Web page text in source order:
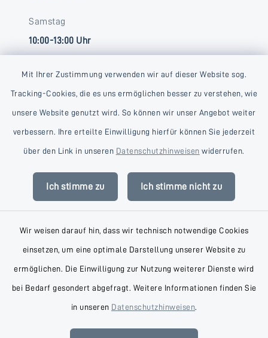
Mit Ihrer Zustimmung verwenden wir auf dieser Website sog.
Tracking-Cookies, die es uns ermöglichen besser zu verstehen, wie
unsere Website genutzt wird. So können wir unser Angebot weiter
verbessern. Ihre erteilte Einwilligung hierfür können Sie jederzeit
über den Link in unseren Datenschutzhinweisen widerrufen.
Ich stimme zu Ich stimme nicht zu
Wir weisen darauf hin, dass wir technisch notwendige Cookies
einsetzen, um eine optimale Darstellung unserer Website zu
ermöglichen. Die Einwilligung zur Nutzung weiterer Dienste wird
bei Bedarf gesondert abgefragt. Weitere Informationen finden Sie
in unseren Datenschutzhinweisen.
Samstag
10:00-13:00 Uhr
Kontakt
Datenschutz
Impressum
Sitemap